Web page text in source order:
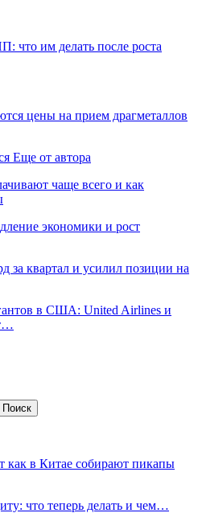
что им делать после роста
цены на прием драгметаллов
Еще от автора
чаще всего и как
экономики и рост
за квартал и усилил позиции на
в США: United Airlines и
как в Китае собирают пикапы
что теперь делать и чем…